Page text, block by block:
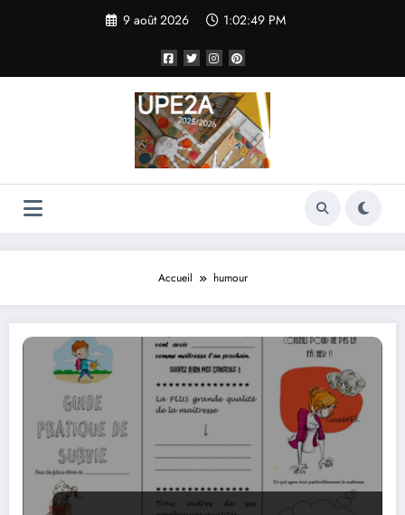
9 août 2026 1:02:49 PM
Accueil humour